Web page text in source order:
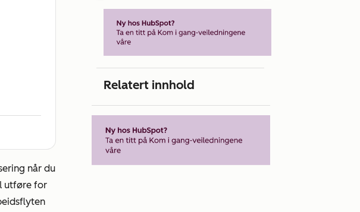
når du
utføre for
Relatert innhold